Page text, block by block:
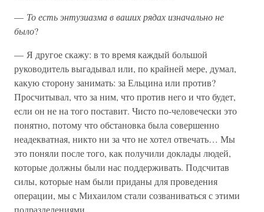
— То есть энтузиазма в ваших рядах изначально не
было?
— Я другое скажу: в то время каждый большой
руководитель выгадывал или, по крайней мере, думал,
какую сторону занимать: за Ельцина или против?
Просчитывал, что за ним, что против него и что будет,
если он не на того поставит. Чисто по-человечески это
понятно, потому что обстановка была совершенно
неадекватная, никто ни за что не хотел отвечать… Мы
это поняли после того, как получили доклады людей,
которые должны были нас поддерживать. Подсчитав
силы, которые нам были приданы для проведения
операции, мы с Михаилом стали созваниваться с этими
подразделениями.